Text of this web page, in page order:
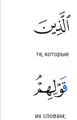
те, которые
их словам;